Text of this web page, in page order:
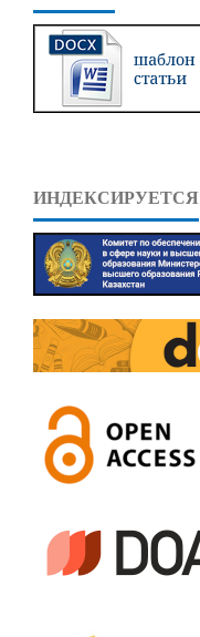
ИНДЕКСИРУЕТСЯ